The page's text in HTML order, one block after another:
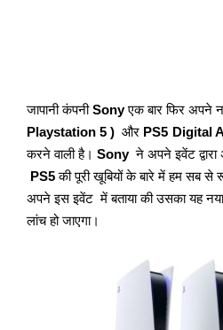
जापानी कंपनीSonyएक बार फिर अपने
Playstation 5 ) और PS5 Digital
करने वाली है। Sony ने अपने इवेंट
PS5की पूरी खूबियों के बारे में हम सब से
अपने इस इवेंट में बताया की उसका यह
लांच हो जाएगा।